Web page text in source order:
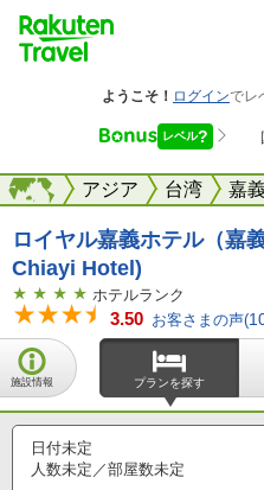
海外アジア 台湾 嘉
海外
ロイヤル嘉義ホテル（嘉
Chiayi Hotel)
ホテルランク
3.50 お客さまの声(
施設情報 プランを探す
日付未定
人数未定／部屋数未定